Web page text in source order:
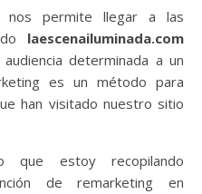
nos permite llegar a las
laescenailuminada.com
determinada a un
es un método para
han visitado nuestro sitio
que estoy recopilando
de remarketing en